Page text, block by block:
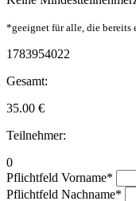
*geeignet für alle, die bereits
1783954022
Gesamt:
35.00 €
Teilnehmer:
0
Pflichtfeld Vorname*
Pflichtfeld Nachname*